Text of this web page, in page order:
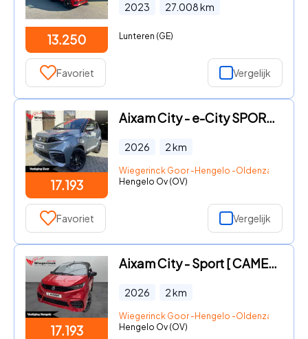
13.250
2023 27.008km
Lunteren (GE)
Favoriet Vergelijk
17.193
Aixam City - e-City SPORT [ Privatelease ?375 I Volledig Electrisch Carpl
2026 2km
Wiegerinck Goor -Hengelo -Oldenzaal
Hengelo Ov (OV)
Favoriet Vergelijk
17.193
Aixam City - Sport [ CAMERA I NAVI I APPLE CARPLAY / ANDROID AUTO I VERWA
2026 2km
Wiegerinck Goor -Hengelo -Oldenzaal
Hengelo Ov (OV)